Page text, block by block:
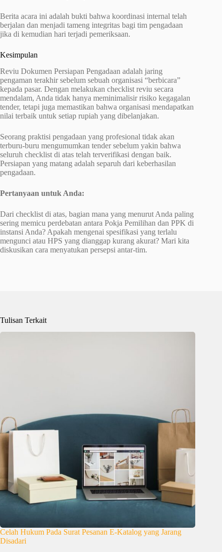
Berita acara ini adalah bukti bahwa koordinasi internal telah
berjalan dan menjadi tameng integritas bagi tim pengadaan
jika di kemudian hari terjadi pemeriksaan.
Kesimpulan
Reviu Dokumen Persiapan Pengadaan adalah jaring
pengaman terakhir sebelum sebuah organisasi “berbicara”
kepada pasar. Dengan melakukan checklist reviu secara
mendalam, Anda tidak hanya meminimalisir risiko kegagalan
tender, tetapi juga memastikan bahwa organisasi mendapatkan
nilai terbaik untuk setiap rupiah yang dibelanjakan.
Seorang praktisi pengadaan yang profesional tidak akan
terburu-buru mengumumkan tender sebelum yakin bahwa
seluruh checklist di atas telah terverifikasi dengan baik.
Persiapan yang matang adalah separuh dari keberhasilan
pengadaan.
Pertanyaan untuk Anda:
Dari checklist di atas, bagian mana yang menurut Anda paling
sering memicu perdebatan antara Pokja Pemilihan dan PPK di
instansi Anda? Apakah mengenai spesifikasi yang terlalu
mengunci atau HPS yang dianggap kurang akurat? Mari kita
diskusikan cara menyatukan persepsi antar-tim.
Tulisan Terkait
Celah Hukum Pada Surat Pesanan E-Katalog yang Jarang
Disadari